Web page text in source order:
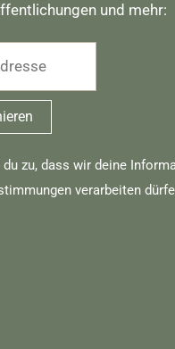
und mehr:
zu, dass wir deine
verarbeiten